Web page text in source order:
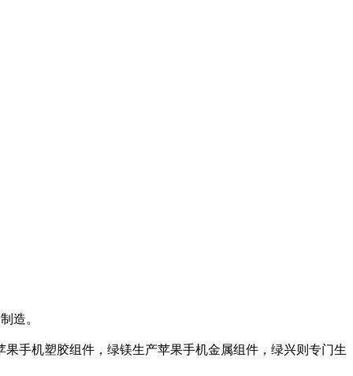
造。
手机塑胶组件，绿镁生产苹果手机金属组件，绿兴则专门生